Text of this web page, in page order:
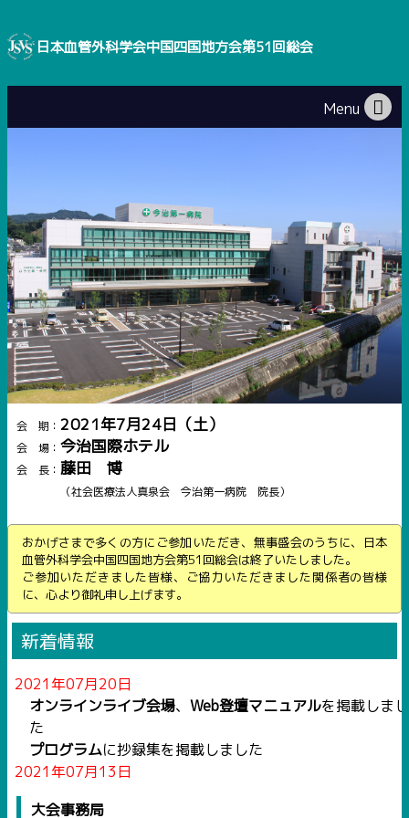
日本血管外科学会中国四国地方会第51回総会
Menu
会 期： 2021年7月24日（土）
会 場： 今治国際ホテル
会 長： 藤田 博
（社会医療法人真泉会 今治第一病院 院長）
おかげさまで多くの方にご参加いただき、無事盛会のうちに、日本
血管外科学会中国四国地方会第51回総会は終了いたしました。
ご参加いただきました皆様、ご協力いただきました関係者の皆様
に、心より御礼申し上げます。
新着情報
2021年07月20日
オンラインライブ会場、 Web登壇マニュアルを掲載しまし
た
プログラムに抄録集を掲載しました
2021年07月13日
大会事務局